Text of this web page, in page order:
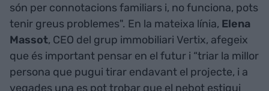
són per connotacions familiars i, no funciona, pots
tenir greus problemes". En la mateixa línia, Elena
Massot, CEO del grup immobiliari Vertix, afegeix
que és important pensar en el futur i “triar la millor
persona que pugui tirar endavant el projecte, i a
vegades una es pot trobar que el nebot estigui